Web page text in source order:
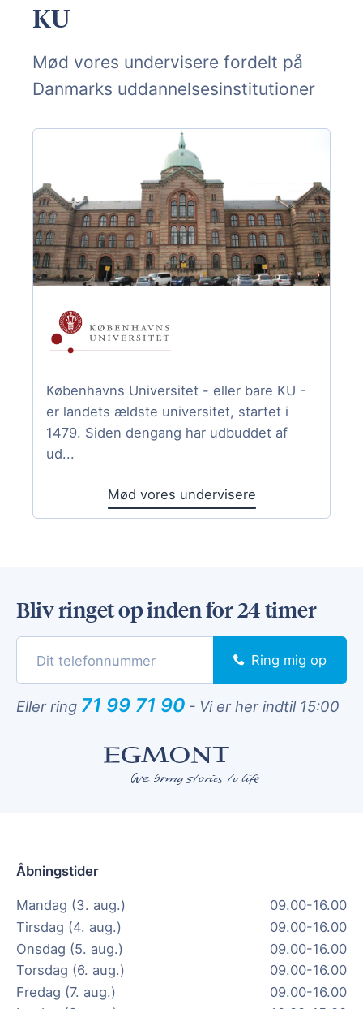
KU
Mød vores undervisere fordelt på
Danmarks uddannelsesinstitutioner
Københavns Universitet - eller bare KU -
er landets ældste universitet, startet i
1479. Siden dengang har udbuddet af
ud...
Mød vores undervisere
Bliv ringet op inden for 24 timer
Ring mig op
Eller ring 71 99 71 90 - Vi er her indtil 15:00
Åbningstider
Mandag (3. aug.)
09.00-16.00
Tirsdag (4. aug.)
09.00-16.00
Onsdag (5. aug.)
09.00-16.00
Torsdag (6. aug.)
09.00-16.00
Fredag (7. aug.)
09.00-16.00